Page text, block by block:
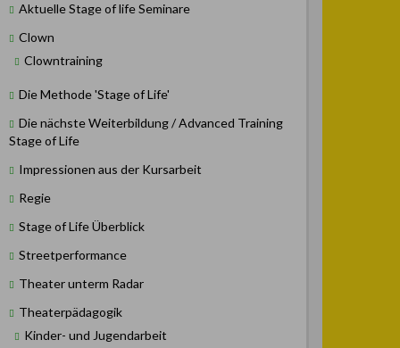
Aktuelle Stage of life Seminare
Clown
Clowntraining
Die Methode 'Stage of Life'
Die nächste Weiterbildung / Advanced Training
Stage of Life
Impressionen aus der Kursarbeit
Regie
Stage of Life Überblick
Streetperformance
Theater unterm Radar
Theaterpädagogik
Kinder- und Jugendarbeit